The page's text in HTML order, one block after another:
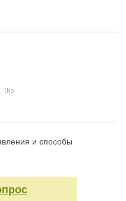
(No
и способы